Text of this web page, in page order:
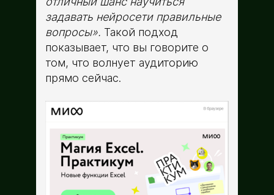
задавать нейросети правильные
вопросы». Такой подход
показывает, что вы говорите о
том, что волнует аудиторию
прямо сейчас.